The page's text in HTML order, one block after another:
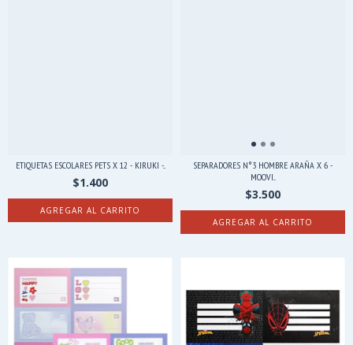
ETIQUETAS ESCOLARES PETS X 12 - KIRUKI -...
$1.400
SEPARADORES N°3 HOMBRE ARAÑA X 6 -
MOOVI...
$3.500